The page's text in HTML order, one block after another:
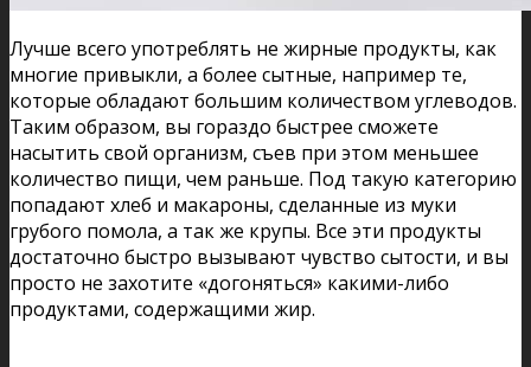
Лучше всего употреблять не жирные продукты, как
многие привыкли, а более сытные, например те,
которые обладают большим количеством углеводов.
Таким образом, вы гораздо быстрее сможете
насытить свой организм, съев при этом меньшее
количество пищи, чем раньше. Под такую категорию
попадают хлеб и макароны, сделанные из муки
грубого помола, а так же крупы. Все эти продукты
достаточно быстро вызывают чувство сытости, и вы
просто не захотите «догоняться» какими-либо
продуктами, содержащими жир.